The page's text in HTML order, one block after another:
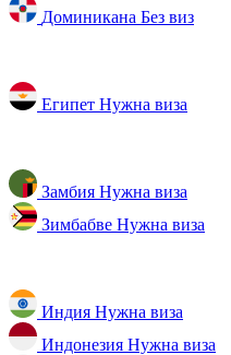
Доминикана Без виз
Египет Нужна виза
Замбия Нужна виза
Зимбабве Нужна виза
Индия Нужна виза
Индонезия Нужна виза